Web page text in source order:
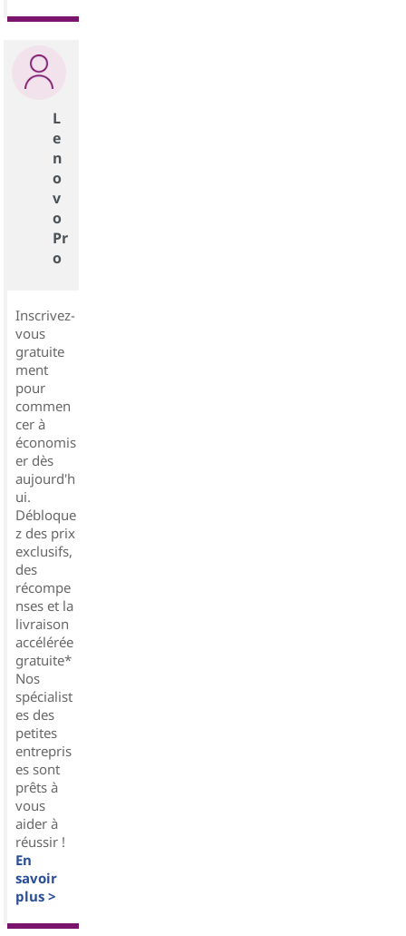
L
e
n
o
v
o
Pr
o
Inscrivez-
vous
gratuite
ment
pour
commen
cer à
économis
er dès
aujourd'h
ui.
Débloque
z des prix
exclusifs,
des
récompe
nses et la
livraison
accélérée
gratuite*
Nos
spécialist
es des
petites
entrepris
es sont
prêts à
vous
aider à
réussir !
En
savoir
plus >